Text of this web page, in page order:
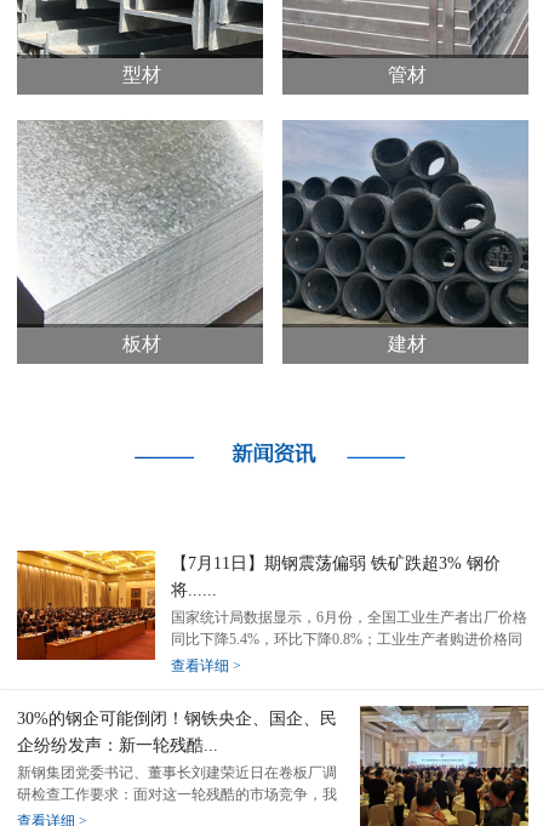
型材 管材
板材 建材
【7月11日】期钢震荡偏弱 铁矿跌超3% 钢价
将......
国家统计局数据显示，6月份，全国工业生产者出厂价格
同比下降5.4%，环比下降0.8%；工业生产者购进价格同
比下降6.5%，环比下降1.1%。上半年，工业生产者出厂
查看详细 >
30%的钢企可能倒闭！钢铁央企、国企、民
企纷纷发声：新一轮残酷...
新钢集团党委书记、董事长刘建荣近日在卷板厂调
研检查工作要求：面对这一轮残酷的市场竞争，我
们一定要牢牢抓好品种优化提升工作。当前钢材市
查看详细 >